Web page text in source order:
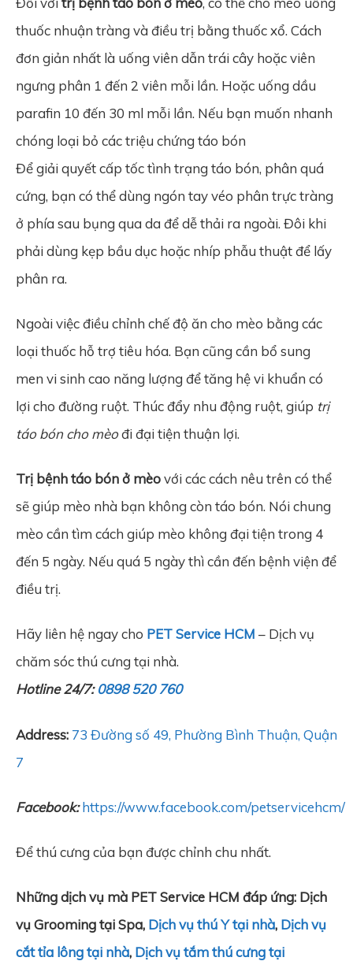
thuốc nhuận tràng và điều trị bằng thuốc xổ. Cách
đơn giản nhất là uống viên dẫn trái cây hoặc viên
ngưng phân 1 đến 2 viên mỗi lần. Hoặc uống dầu
parafin 10 đến 30 ml mỗi lần. Nếu bạn muốn nhanh
chóng loại bỏ các triệu chứng táo bón
Để giải quyết cấp tốc tình trạng táo bón, phân quá
cứng, bạn có thể dùng ngón tay véo phân trực tràng
ở phía sau bụng qua da để dễ thải ra ngoài. Đôi khi
phải dùng kẹp bầu dục hoặc nhíp phẫu thuật để lấy
phân ra.
Ngoài việc điều chỉnh chế độ ăn cho mèo bằng các
loại thuốc hỗ trợ tiêu hóa. Bạn cũng cần bổ sung
men vi sinh cao năng lượng để tăng hệ vi khuẩn có
lợi cho đường ruột. Thúc đẩy nhu động ruột, giúp trị
táo bón cho mèođi đại tiện thuận lợi.
Trị bệnh táo bón ở mèovới các cách nêu trên có thể
sẽ giúp mèo nhà bạn không còn táo bón. Nói chung
mèo cần tìm cách giúp mèo không đại tiện trong 4
đến 5 ngày. Nếu quá 5 ngày thì cần đến bệnh viện để
điều trị.
Hãy liên hệ ngay cho PET Service HCM – Dịch vụ
chăm sóc thú cưng tại nhà.
Hotline 24/7:0898 520 760
Address: 73 Đường số 49, Phường Bình Thuận, Quận
7
Facebook: https://www.facebook.com/petservicehcm/
Để thú cưng của bạn được chỉnh chu nhất.
Những dịch vụ mà PET Service HCM đáp ứng: Dịch
vụ Grooming tại Spa, Dịch vụ thú Y tại nhà, Dịch vụ
cắt tỉa lông tại nhà, Dịch vụ tắm thú cưng tại